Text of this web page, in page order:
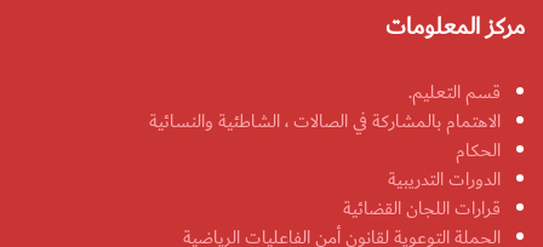
مركز المعلومات
قسم التعليم.
الاهتمام بالمشاركة في الصالات ، الشاطئية والنسائية
الحكام
الدورات التدريبية
قرارات اللجان القضائية
الحملة التوعوية لقانون أمن الفاعليات الرياضية